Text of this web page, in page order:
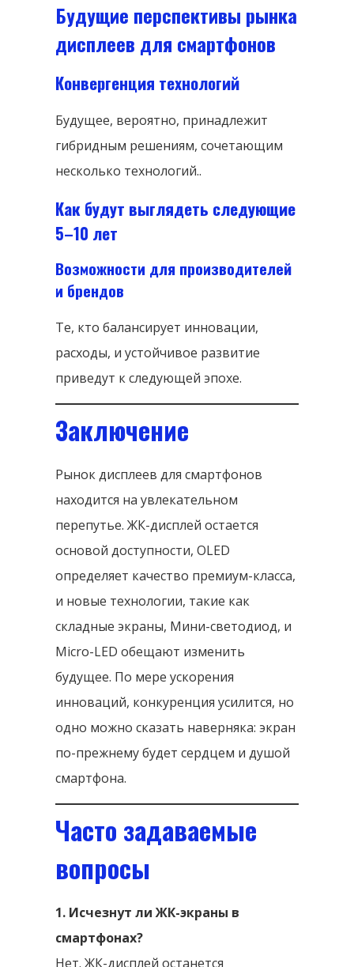
Будущие перспективы рынка
дисплеев для смартфонов
Конвергенция технологий
Будущее, вероятно, принадлежит
гибридным решениям, сочетающим
несколько технологий..
Как будут выглядеть следующие
5–10 лет
Возможности для производителей
и брендов
Те, кто балансирует инновации,
расходы, и устойчивое развитие
приведут к следующей эпохе.
Заключение
Рынок дисплеев для смартфонов
находится на увлекательном
перепутье. ЖК-дисплей остается
основой доступности, OLED
определяет качество премиум-класса,
и новые технологии, такие как
складные экраны, Мини-светодиод, и
Micro-LED обещают изменить
будущее. По мере ускорения
инноваций, конкуренция усилится, но
одно можно сказать наверняка: экран
по-прежнему будет сердцем и душой
смартфона.
Часто задаваемые
вопросы
1. Исчезнут ли ЖК-экраны в
смартфонах?
Нет. ЖК-дисплей останется